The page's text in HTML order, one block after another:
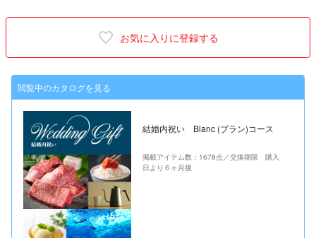
お気に入りに登録する
閲覧中のカタログを見る
結婚内祝い Blanc (ブラン)コース
掲載アイテム数：1678点／交換期限 購入
日より６ヶ月後